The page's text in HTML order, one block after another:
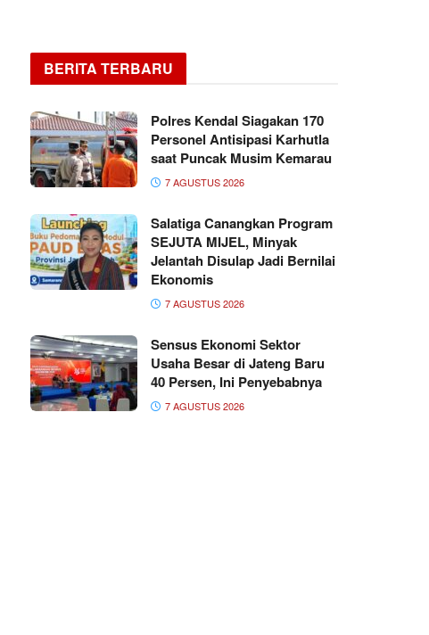
BERITA TERBARU
Polres Kendal Siagakan 170
Personel Antisipasi Karhutla
saat Puncak Musim Kemarau
7 AGUSTUS 2026
Salatiga Canangkan Program
SEJUTA MIJEL, Minyak
Jelantah Disulap Jadi Bernilai
Ekonomis
7 AGUSTUS 2026
Sensus Ekonomi Sektor
Usaha Besar di Jateng Baru
40 Persen, Ini Penyebabnya
7 AGUSTUS 2026